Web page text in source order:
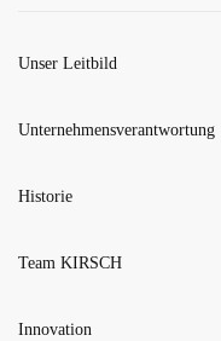
Unser Leitbild
Unternehmensverantwortung
Historie
Team KIRSCH
Innovation